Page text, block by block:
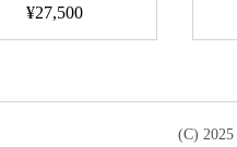
¥27,500
(C) 2025